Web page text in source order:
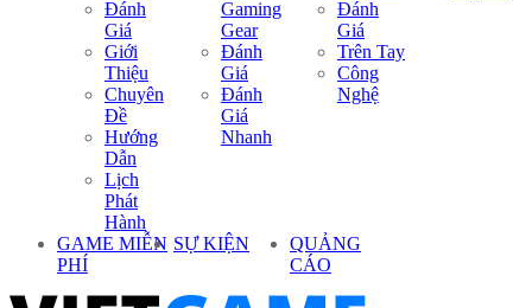
Đánh
Giá
Giới
Thiệu
Chuyên
Đề
Hướng
Dẫn
Lịch
Phát
Hành
Gaming
Gear
Đánh
Giá
Đánh
Giá
Nhanh
Đánh
Giá
Trên Tay
Công
Nghệ
GAME MIỄN
PHÍ
SỰ KIỆN
QUẢNG
CÁO